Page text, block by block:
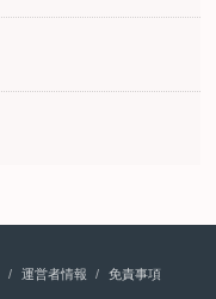
運営者情報 免責事項